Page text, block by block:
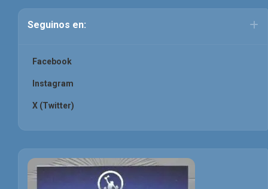
Seguinos en:
Facebook
Instagram
X (Twitter)